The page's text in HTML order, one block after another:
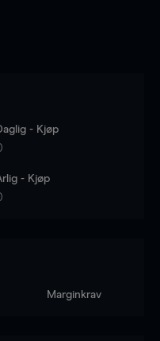
- Kjøp
- Kjøp
Marginkrav